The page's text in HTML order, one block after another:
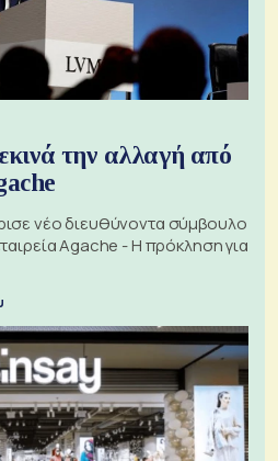
την αλλαγή από
νέο διευθύνοντα σύμβουλο
Agache - Η πρόκληση για